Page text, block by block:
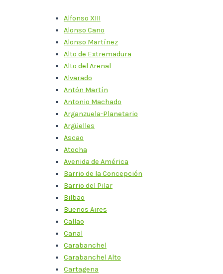
Alfonso XIII
Alonso Cano
Alonso Martínez
Alto de Extremadura
Alto del Arenal
Alvarado
Antón Martín
Antonio Machado
Arganzuela-Planetario
Argüelles
Ascao
Atocha
Avenida de América
Barrio de la Concepción
Barrio del Pilar
Bilbao
Buenos Aires
Callao
Canal
Carabanchel
Carabanchel Alto
Cartagena